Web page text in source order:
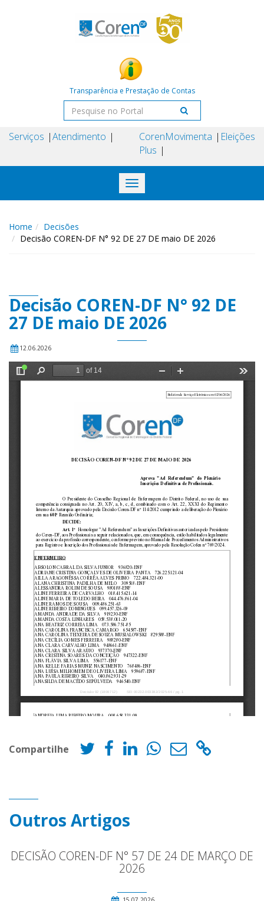
Transparência e Prestação de Contas
Serviços Atendimento
Coren
Plus
Movimenta Eleições
Toggle
navigation
Home
Decisões
Decisão COREN-DF N° 92 DE 27 DE maio DE 2026
Decisão COREN-DF N° 92 DE
27 DE maio DE 2026
12.06.2026
Compartilhe
Outros Artigos
DECISÃO COREN-DF N° 57 DE 24 DE MARÇO DE
2026